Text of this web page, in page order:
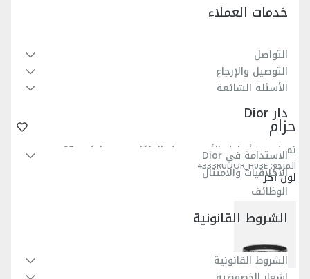
حزام
نمط ديور أوبليك الأسود بحبك الجاكار بحجم مايكرو، 35 مم
المرجع:
4333RUDOR_H03E
لون آخر
خدمات العملاء
التواصل
التوصيل والإرجاع
الأسئلة الشائعة
دار Dior
الاستدامة في Dior
الأخلاقيات والامتثال
الوظائف
الشروط القانونية
الشروط القانونية